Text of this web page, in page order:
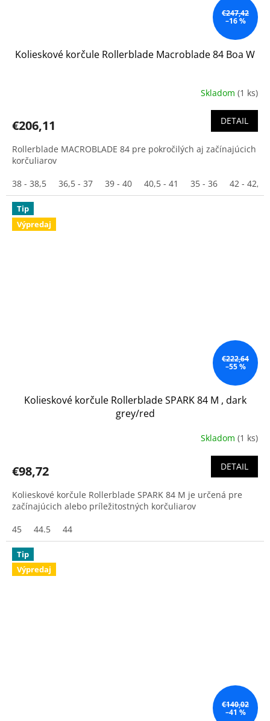
€247,42
–16 %
Kolieskové korčule Rollerblade Macroblade 84 Boa W
Skladom (1 ks)
€206,11 DETAIL
Rollerblade MACROBLADE 84 pre pokročilých aj začínajúcich
korčuliarov
38 - 38,5
36,5 - 37 39 - 40 40,5 - 41 35 - 36 42 - 42,5
Tip
Výpredaj
€222,64
–55 %
Kolieskové korčule Rollerblade SPARK 84 M , dark
grey/red
Skladom (1 ks)
€98,72 DETAIL
Kolieskové korčule Rollerblade SPARK 84 M je určená pre
začínajúcich alebo príležitostných korčuliarov
45
44.5 44
Tip
Výpredaj
€140,02
–41 %